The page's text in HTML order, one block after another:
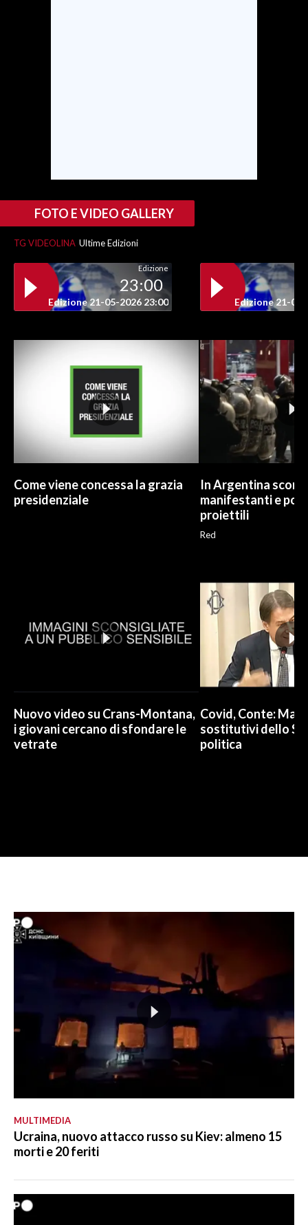
FOTO E VIDEO GALLERY
TG VIDEOLINA Ultime Edizioni
Edizione
23:00
Edizione 21-05-2026 23:00 Edizione 21-05-
Come viene concessa la grazia
presidenziale
In Argentina
manifestanti e
proiettili
Red
Nuovo video su Crans-Montana,
i giovani cercano di sfondare le
vetrate
Covid, Conte: Mai
sostitutivi dello
politica
MULTIMEDIA
Ucraina, nuovo attacco russo su Kiev: almeno 15
morti e 20 feriti